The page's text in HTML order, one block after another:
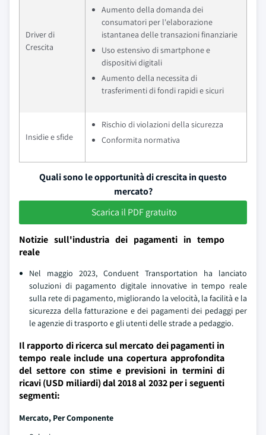
Driver di
Crescita
Aumento della domanda dei
consumatori per l'elaborazione
istantanea delle transazioni finanziarie
Uso estensivo di smartphone e
dispositivi digitali
Aumento della necessita di
trasferimenti di fondi rapidi e sicuri
Insidie e sfide
Rischio di violazioni della sicurezza
Conformita normativa
Quali sono le opportunità di crescita in questo
mercato?
Scarica il PDF gratuito
Notizie sull'industria dei pagamenti in tempo
reale
Nel maggio 2023, Conduent Transportation ha lanciato
soluzioni di pagamento digitale innovative in tempo reale
sulla rete di pagamento, migliorando la velocità, la facilità e la
sicurezza della fatturazione e dei pagamenti dei pedaggi per
le agenzie di trasporto e gli utenti delle strade a pedaggio.
Il rapporto di ricerca sul mercato dei pagamenti in
tempo reale include una copertura approfondita
del settore con stime e previsioni in termini di
ricavi (USD miliardi) dal 2018 al 2032 per i seguenti
segmenti:
Mercato, Per Componente